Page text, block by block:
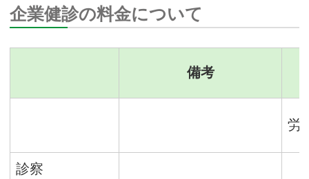
企業健診の料金について
備考
労
診察